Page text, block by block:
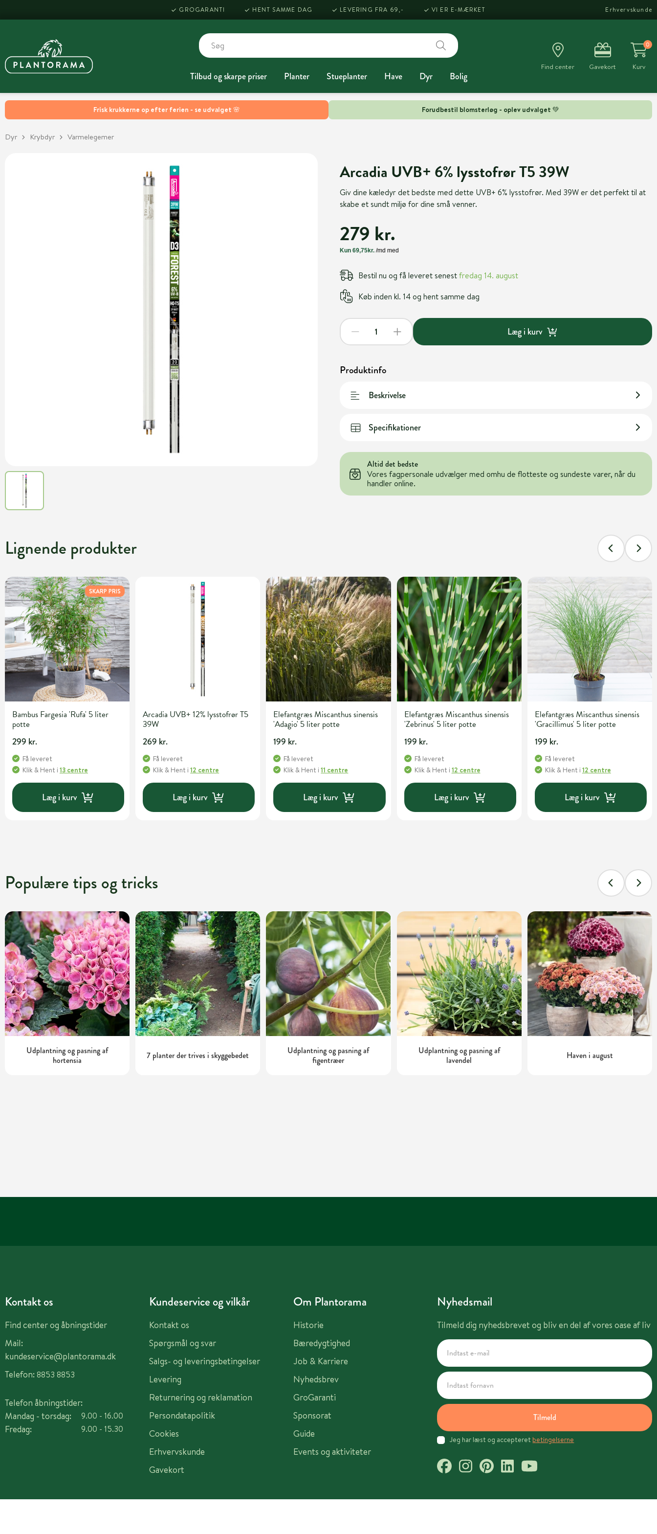
Frisk krukkerne op efter ferien - se udvalget 🌸 Forudbestil blomsterløg - oplev udvalget 💚
GROGARANTI HENT SAMME DAG LEVERING FRA 69,- VI ER E-MÆRKET Erhvervskunde
Tilbud og skarpe priser Planter Stueplanter Have Dyr Bolig
Find center Gavekort
0
Kurv
Dyr Krybdyr Varmelegemer
Arcadia UVB+ 6% lysstofrør T5 39W
Giv dine kæledyr det bedste med dette UVB+ 6% lysstofrør. Med 39W er det perfekt til at
skabe et sundt miljø for dine små venner.
279 kr.
Bestil nu og få leveret senestfredag 14. august
Køb inden kl. 14 og hent samme dag
Læg i kurv
Produktinfo
Beskrivelse
Specifikationer
Altid det bedste
Vores fagpersonale udvælger med omhu de flotteste og sundeste varer, når du
handler online.
Lignende produkter
SKARP PRIS
Bambus Fargesia 'Rufa' 5 liter
potte
299 kr.
Få leveret
Klik & Hent i 13 centre
Læg i kurv
Arcadia UVB+ 12% lysstofrør T5
39W
269 kr.
Få leveret
Klik & Hent i12 centre
Læg i kurv
Elefantgræs Miscanthus sinensis
'Adagio' 5 liter potte
199 kr.
Få leveret
Klik & Hent i11 centre
Læg i kurv
Elefantgræs Miscanthus sinensis
'Zebrinus' 5 liter potte
199 kr.
Få leveret
Klik & Hent i 12 centre
Læg i kurv
Elefantgræs Miscanthus sinensis
'Gracillimus' 5 liter potte
199 kr.
Få leveret
Klik & Hent i 12 centre
Læg i kurv
Populære tips og tricks
Udplantning og pasning af
hortensia
7 planter der trives i skyggebedet
Udplantning og pasning af
figentræer
Udplantning og pasning af
lavendel
Haven i august
Kontakt os
Find center og åbningstider
Mail:
kundeservice@plantorama.dk
Telefon: 8853 8853
Telefon åbningstider:
Mandag - torsdag:
Fredag:
9.00 - 16.00
9.00 - 15.30
Kundeservice og vilkår
Kontakt os
Spørgsmål og svar
Salgs- og leveringsbetingelser
Levering
Returnering og reklamation
Persondatapolitik
Cookies
Erhvervskunde
Gavekort
Om Plantorama
Historie
Bæredygtighed
Job & Karriere
Nyhedsbrev
GroGaranti
Sponsorat
Guide
Events og aktiviteter
Nyhedsmail
Tilmeld dig nyhedsbrevet og bliv en del af vores oase af liv
Tilmeld
Jeg har læst og accepteret betingelserne